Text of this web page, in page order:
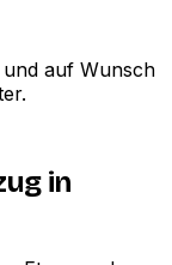
auf Wunsch
in